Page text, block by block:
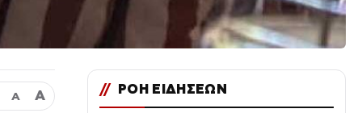
Α Α // ΡΟΗ ΕΙΔΗΣΕΩΝ